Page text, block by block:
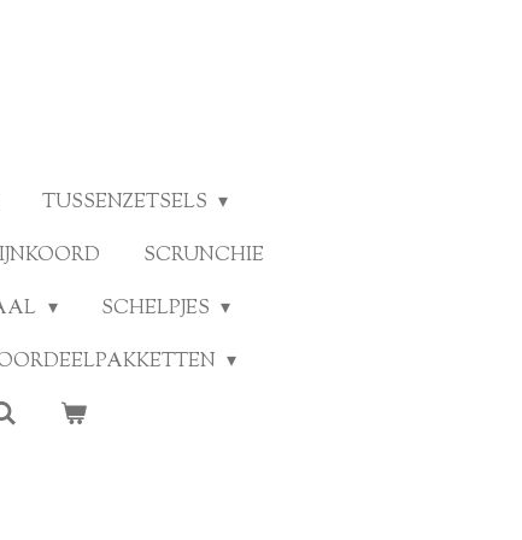
TUSSENZETSELS
SCRUNCHIE
SCHELPJES